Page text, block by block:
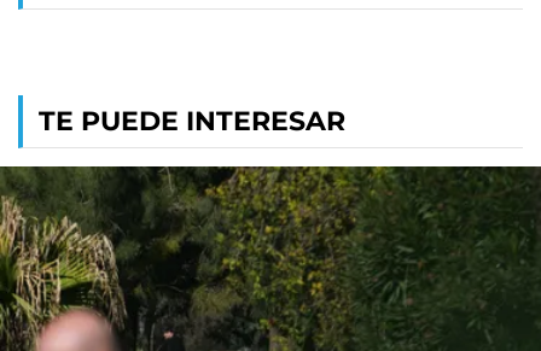
TE PUEDE INTERESAR